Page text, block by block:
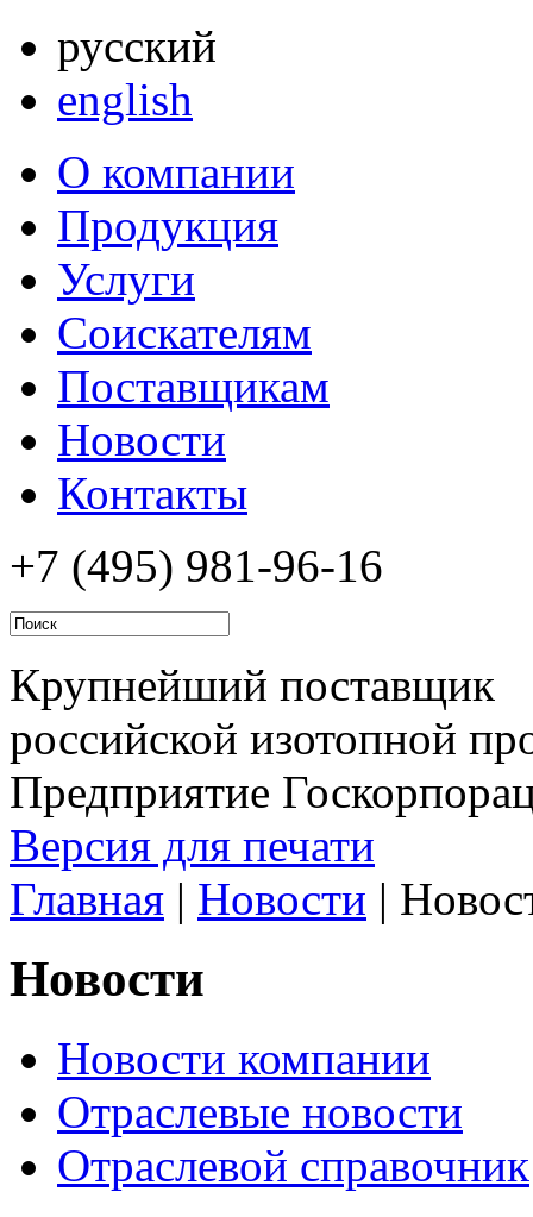
русский
english
О компании
Продукция
Услуги
Соискателям
Поставщикам
Новости
Контакты
+7 (495) 981-96-16
Крупнейший поставщик
российской изотопной
Предприятие
Версия для печати
Главная | Новости |
Новости
Новости компании
Отраслевые новости
Отраслевой справочник